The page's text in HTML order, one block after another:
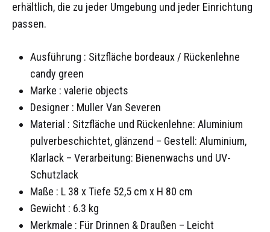
erhältlich, die zu jeder Umgebung und jeder Einrichtung
passen.
Ausführung : Sitzfläche bordeaux / Rückenlehne
candy green
Marke : valerie objects
Designer : Muller Van Severen
Material : Sitzfläche und Rückenlehne: Aluminium
pulverbeschichtet, glänzend – Gestell: Aluminium,
Klarlack – Verarbeitung: Bienenwachs und UV-
Schutzlack
Maße : L 38 x Tiefe 52,5 cm x H 80 cm
Gewicht : 6.3 kg
Merkmale : Für Drinnen & Draußen – Leicht